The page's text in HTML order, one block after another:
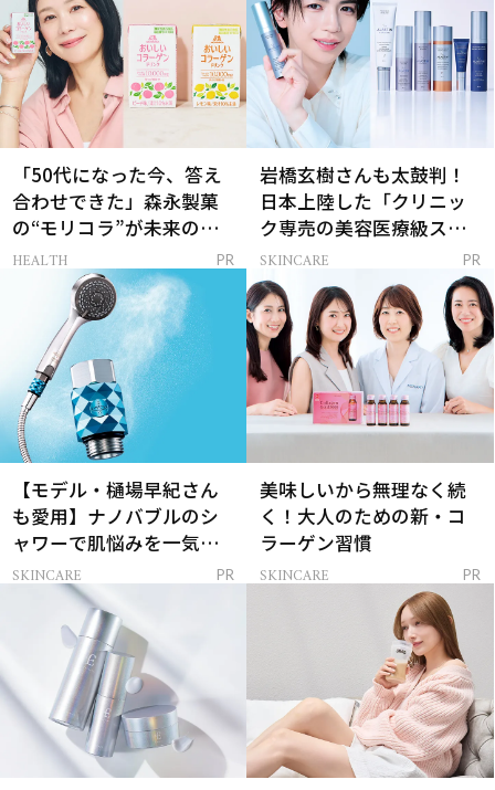
「50代になった今、答え
合わせできた」森永製菓
の“モリコラ”が未来のキ
レイを連れてくる！
HEALTH PR
岩橋玄樹さんも太鼓判！
日本上陸した「クリニッ
ク専売の美容医療級スキ
ンケア」
SKINCARE PR
【モデル・樋場早紀さん
も愛用】ナノバブルのシ
ャワーで肌悩みを一気に
解決
SKINCARE PR
美味しいから無理なく続
く！大人のための新・コ
ラーゲン習慣
SKINCARE PR